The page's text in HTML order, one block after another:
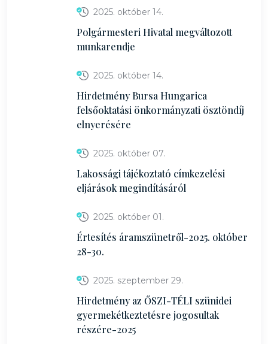
2025. október 14.
Polgármesteri Hivatal megváltozott
munkarendje
2025. október 14.
Hirdetmény Bursa Hungarica
felsőoktatási önkormányzati ösztöndíj
elnyerésére
2025. október 07.
Lakossági tájékoztató címkezelési
eljárások megindításáról
2025. október 01.
Értesítés áramszünetről-2025. október
28-30.
2025. szeptember 29.
Hirdetmény az ŐSZI-TÉLI szünidei
gyermekétkeztetésre jogosultak
részére-2025